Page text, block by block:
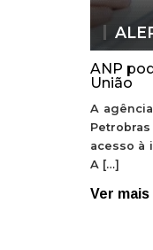
ANP
União
A
acesso à
A […]
Ver mais